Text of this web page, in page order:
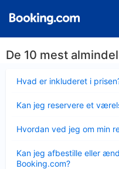
De 10 mest
Hvad er inkluderet i
Kan jeg reservere et
Hvordan ved jeg om min
Kan jeg afbestille eller
Booking.com?